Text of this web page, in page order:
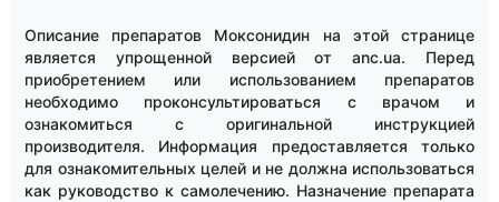
Описание препаратов Моксонидин на этой странице
является упрощенной версией от anc.ua. Перед
приобретением или использованием препаратов
необходимо проконсультироваться с врачом и
ознакомиться с оригинальной инструкцией
производителя. Информация предоставляется только
для ознакомительных целей и не должна использоваться
как руководство к самолечению. Назначение препарата